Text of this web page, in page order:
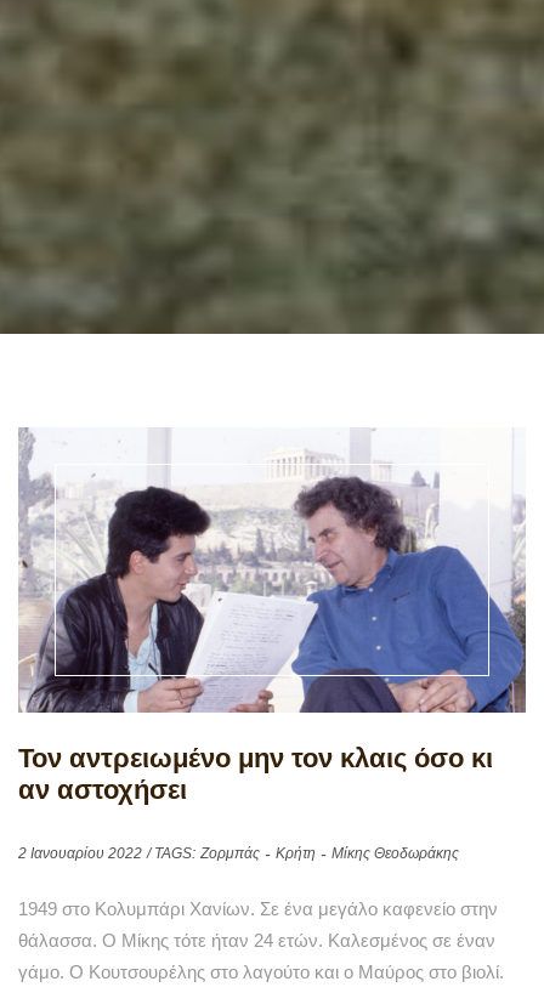
Τον αντρειωμένο μην τον κλαις όσο κι
αν αστοχήσει
2 Ιανουαρίου 2022 / TAGS: Ζορμπάς Κρήτη Μίκης Θεοδωράκης
1949 στο Κολυμπάρι Χανίων. Σε ένα μεγάλο καφενείο στην
θάλασσα. Ο Μίκης τότε ήταν 24 ετών. Καλεσμένος σε έναν
γάμο. Ο Κουτσουρέλης στο λαγούτο και ο Μαύρος στο βιολί.